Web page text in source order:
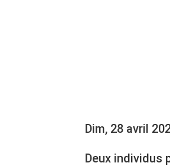
Dim, 28 avril
Deux individus